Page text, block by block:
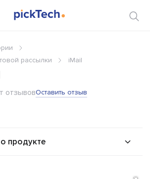
рассылки
iMail
отзывовОставить отзыв
продукте